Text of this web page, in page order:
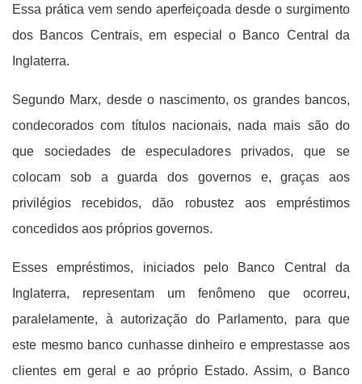
Essa prática vem sendo aperfeiçoada desde o surgimento
dos Bancos Centrais, em especial o Banco Central da
Inglaterra.
Segundo Marx, desde o nascimento, os grandes bancos,
condecorados com títulos nacionais, nada mais são do
que sociedades de especuladores privados, que se
colocam sob a guarda dos governos e, graças aos
privilégios recebidos, dão robustez aos empréstimos
concedidos aos próprios governos.
Esses empréstimos, iniciados pelo Banco Central da
Inglaterra, representam um fenômeno que ocorreu,
paralelamente, à autorização do Parlamento, para que
este mesmo banco cunhasse dinheiro e emprestasse aos
clientes em geral e ao próprio Estado. Assim, o Banco